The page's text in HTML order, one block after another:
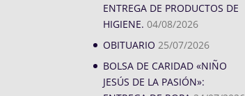
ENTREGA DE PRODUCTOS DE
HIGIENE. 04/08/2026
OBITUARIO 25/07/2026
BOLSA DE CARIDAD «NIÑO
JESÚS DE LA PASIÓN»: